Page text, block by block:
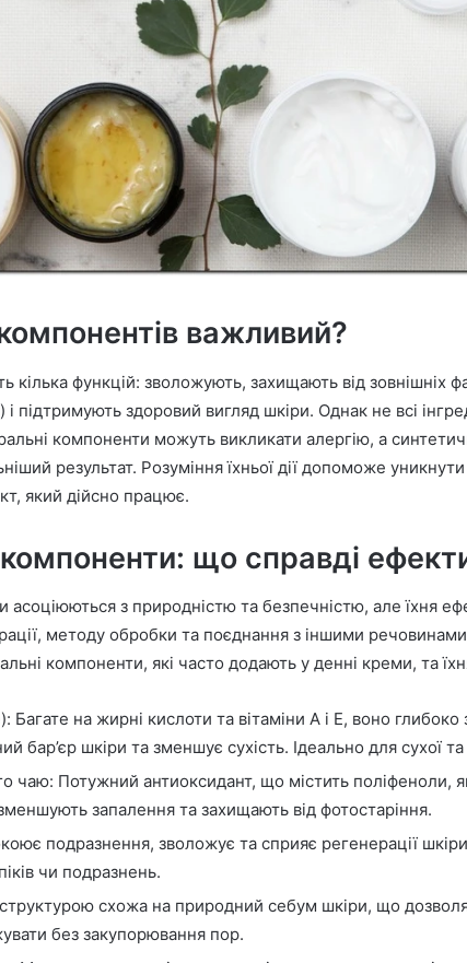
важливий?
кілька функцій: зволожують, захищають від зовнішніх
підтримують здоровий вигляд шкіри. Однак не всі
компоненти можуть викликати алергію, а
результат. Розуміння їхньої дії допоможе
який дійсно працює.
що справді
асоціюються з природністю та безпечністю, але їхня
методу обробки та поєднання з іншими
компоненти, які часто додають у денні креми, та
Багате на жирні кислоти та вітаміни A і E, воно
бар’єр шкіри та зменшує сухість. Ідеально для сухої
чаю: Потужний антиоксидант, що містить поліфеноли,
запалення та захищають від фотостаріння.
подразнення, зволожує та сприяє регенерації
чи подразнень.
схожа на природний себум шкіри, що
без закупорювання пор.